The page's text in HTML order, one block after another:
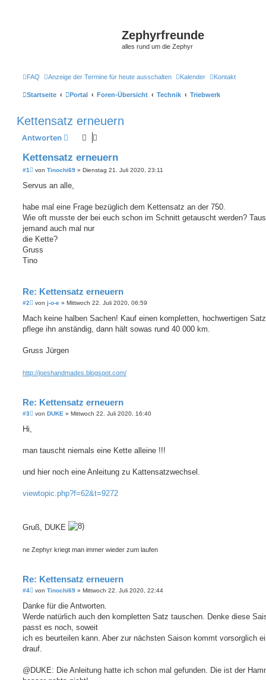
Zephyrfreunde
alles rund um die Zephyr
FAQ Anzeige der Termine für heute ausschalten Kalender Kontakt
Startseite Portal Foren-Übersicht Technik Triebwerk
Kettensatz erneuern
Antworten
Kettensatz erneuern
#1
B
i
a
von Tinochi69 » Dienstag 21. Juli 2020, 23:11
Servus an alle,
habe mal eine Frage bezüglich dem Kettensatz an der 750.
Wie oft musste der bei euch schon im Schnitt getauscht werden?
jemand auch mal nur
die Kette?
Gruss
Tino
Re: Kettensatz erneuern
#2
B
r
von j-o-e » Mittwoch 22. Juli 2020, 06:59
Mach keine halben Sachen! Kauf einen kompletten, hochwertigen
pflege ihn anständig, dann hält sowas rund 40 000 km.
Gruss Jürgen
http://joeshandmades.blogspot.com/
Re: Kettensatz erneuern
#3
B
a
von DUKE » Mittwoch 22. Juli 2020, 16:40
Hi,
man tauscht niemals eine Kette alleine !!!
und hier noch eine Anleitung zu Kattensatzwechsel.
viewtopic.php?f=62&t=9272
Gruß, DUKE
ne Zephyr kriegt man immer wieder zum laufen
Re: Kettensatz erneuern
#4
B
i
r
a
von Tinochi69 » Mittwoch 22. Juli 2020, 22:44
Danke für die Antworten.
Werde natürlich auch den kompletten Satz tauschen. Denke diese
passt es noch, soweit
ich es beurteilen kann. Aber zur nächsten Saison kommt vorsorglich
drauf.
@DUKE: Die Anleitung hatte ich schon mal gefunden. Die ist der